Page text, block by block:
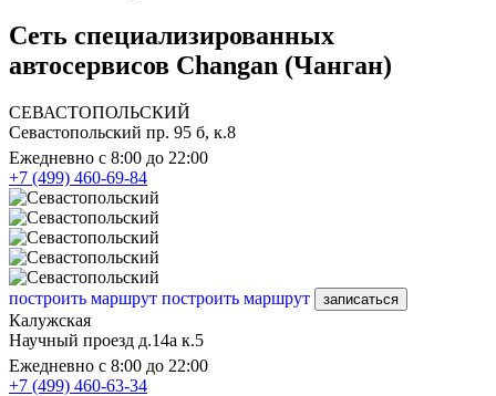
Сеть специализированных
автосервисов Changan (Чанган)
СЕВАСТОПОЛЬСКИЙ
Севастопольский пр. 95 б, к.8
Ежедневно с 8:00 до 22:00
+7 (499) 460-69-84
построить маршрут построить маршрут записаться
Калужская
Научный проезд д.14а к.5
Ежедневно с 8:00 до 22:00
+7 (499) 460-63-34